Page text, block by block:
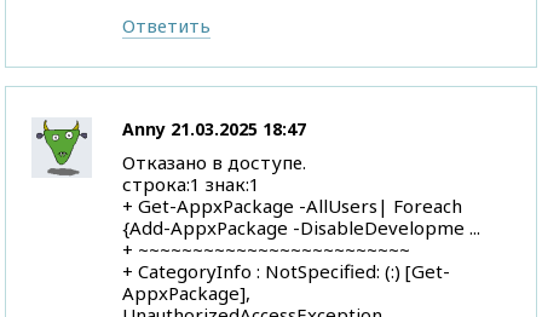
Ответить
Anny 21.03.2025 18:47
Отказано в доступе.
строка:1 знак:1
+ Get-AppxPackage -AllUsers| Foreach
{Add-AppxPackage -DisableDevelopme ...
+ ~~~~~~~~~~~~~~~~~~~~~~~~~
+ CategoryInfo : NotSpecified: (:) [Get-
AppxPackage],